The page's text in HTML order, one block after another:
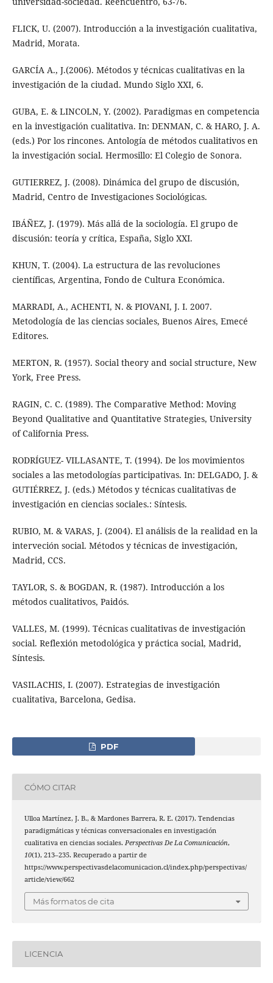
FLICK, U. (2007). Introducción a la investigación cualitativa,
Madrid, Morata.
GARCÍA A., J.(2006). Métodos y técnicas cualitativas en la
investigación de la ciudad. Mundo Siglo XXI, 6.
GUBA, E. & LINCOLN, Y. (2002). Paradigmas en competencia
en la investigación cualitativa. In: DENMAN, C. & HARO, J. A.
(eds.) Por los rincones. Antología de métodos cualitativos en
la investigación social. Hermosillo: El Colegio de Sonora.
GUTIERREZ, J. (2008). Dinámica del grupo de discusión,
Madrid, Centro de Investigaciones Sociológicas.
IBÁÑEZ, J. (1979). Más allá de la sociología. El grupo de
discusión: teoría y crítica, España, Siglo XXI.
KHUN, T. (2004). La estructura de las revoluciones
científicas, Argentina, Fondo de Cultura Económica.
MARRADI, A., ACHENTI, N. & PIOVANI, J. I. 2007.
Metodología de las ciencias sociales, Buenos Aires, Emecé
Editores.
MERTON, R. (1957). Social theory and social structure, New
York, Free Press.
RAGIN, C. C. (1989). The Comparative Method: Moving
Beyond Qualitative and Quantitative Strategies, University
of California Press.
RODRÍGUEZ- VILLASANTE, T. (1994). De los movimientos
sociales a las metodologías participativas. In: DELGADO, J. &
GUTIÉRREZ, J. (eds.) Métodos y técnicas cualitativas de
investigación en ciencias sociales.: Síntesis.
RUBIO, M. & VARAS, J. (2004). El análisis de la realidad en la
interveción social. Métodos y técnicas de investigación,
Madrid, CCS.
TAYLOR, S. & BOGDAN, R. (1987). Introducción a los
métodos cualitativos, Paidós.
VALLES, M. (1999). Técnicas cualitativas de investigación
social. Reflexión metodológica y práctica social, Madrid,
Síntesis.
VASILACHIS, I. (2007). Estrategias de investigación
cualitativa, Barcelona, Gedisa.
PDF
CÓMO CITAR
Ulloa Martínez, J. B., & Mardones Barrera, R. E. (2017). Tendencias
paradigmáticas y técnicas conversacionales en investigación
cualitativa en ciencias sociales. Perspectivas De La Comunicación,
10(1), 213–235. Recuperado a partir de
https://www.perspectivasdelacomunicacion.cl/index.php/perspectivas/
article/view/662
Más formatos de cita
LICENCIA